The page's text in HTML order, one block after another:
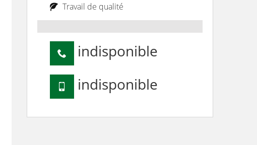
Travail de qualité
indisponible
indisponible